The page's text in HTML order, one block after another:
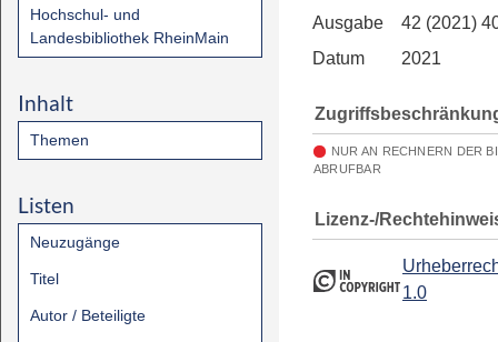
Hochschul- und
Landesbibliothek RheinMain
Inhalt
Themen
Listen
Neuzugänge
Titel
Autor / Beteiligte
Ausgabe
42 (2021)
Datum
2021
NUR AN RECHNERN DER
ABRUFBAR
Lizenz-/
1.0